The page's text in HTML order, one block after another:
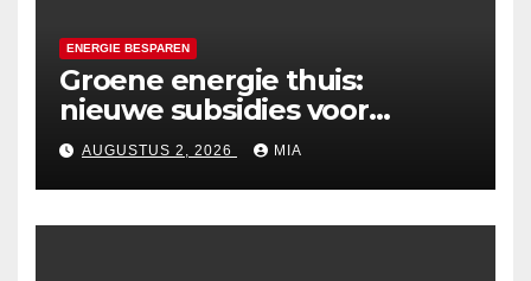
ENERGIE BESPAREN
Groene energie thuis:
nieuwe subsidies voor
zonnepanelen in 2026
AUGUSTUS 2, 2026 MIA